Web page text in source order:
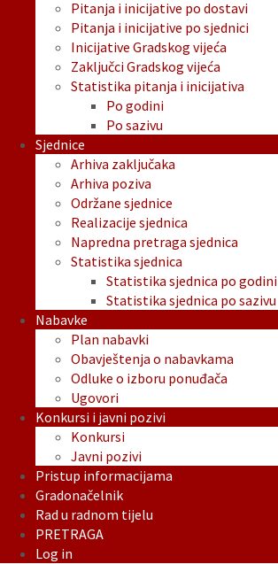
Pitanja i inicijative po dostavi
Pitanja i inicijative po sjednici
Inicijative Gradskog vijeća
Zaključci Gradskog vijeća
Statistika pitanja i inicijativa
Po godini
Po sazivu
Sjednice
Arhiva zaključaka
Arhiva poziva
Održane sjednice
Realizacije sjednica
Napredna pretraga sjednica
Statistika sjednica
Statistika sjednica po godini
Statistika sjednica po sazivu
Nabavke
Plan nabavki
Obavještenja o nabavkama
Odluke o izboru ponuđača
Ugovori
Konkursi i javni pozivi
Konkursi
Javni pozivi
Pristup informacijama
Gradonačelnik
Rad u radnom tijelu
PRETRAGA
Log in